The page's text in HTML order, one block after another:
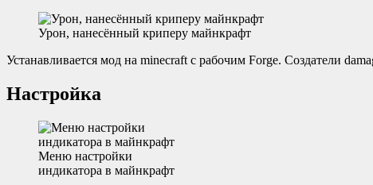
Урон, нанесённый криперу майнкрафт
Устанавливается мод на minecraft с рабочим Forge. Создатели
Настройка
Меню настройки
индикатора в майнкрафт